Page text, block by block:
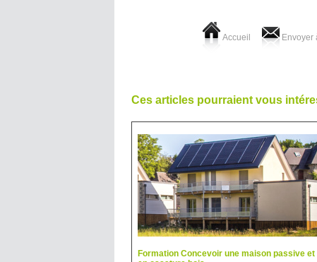
Accueil Envoyer
Ces articles pourraient vous
Formation Concevoir une maison passive